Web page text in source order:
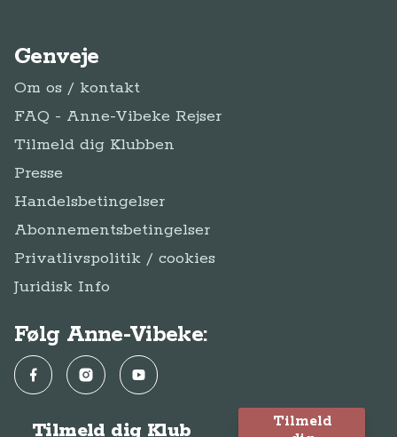
Genveje
Om os / kontakt
FAQ - Anne-Vibeke Rejser
Tilmeld dig Klubben
Presse
Handelsbetingelser
Abonnementsbetingelser
Privatlivspolitik / cookies
Juridisk Info
Følg Anne-Vibeke:
FacebookInstagramYouTube
Tilmeld dig Klub
Tilmeld